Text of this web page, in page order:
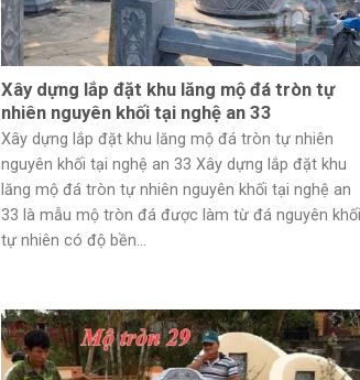
Xây dựng lắp đặt khu lăng mộ đá tròn tự
nhiên nguyên khối tại nghệ an 33
Xây dựng lắp đặt khu lăng mộ đá tròn tự nhiên
nguyên khối tại nghệ an 33 Xây dựng lắp đặt khu
lăng mộ đá tròn tự nhiên nguyên khối tại nghệ an
33 là mẫu mộ tròn đá được làm từ đá nguyên khối
tự nhiên có độ bền...